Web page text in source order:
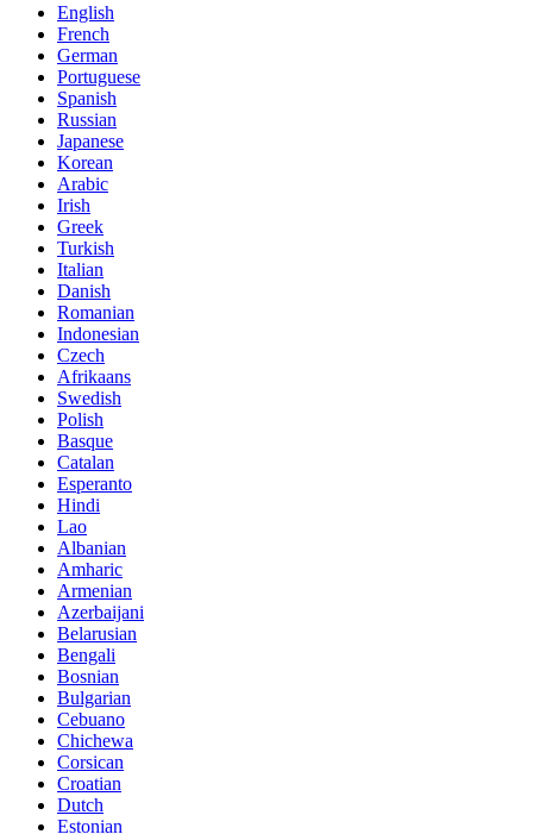
English
French
German
Portuguese
Spanish
Russian
Japanese
Korean
Arabic
Irish
Greek
Turkish
Italian
Danish
Romanian
Indonesian
Czech
Afrikaans
Swedish
Polish
Basque
Catalan
Esperanto
Hindi
Lao
Albanian
Amharic
Armenian
Azerbaijani
Belarusian
Bengali
Bosnian
Bulgarian
Cebuano
Chichewa
Corsican
Croatian
Dutch
Estonian